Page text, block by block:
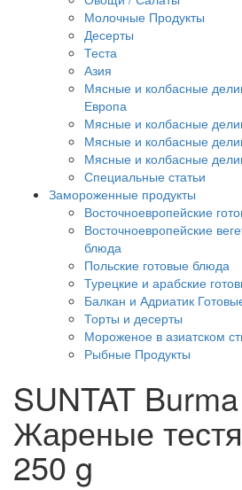
Молочные Продукты
Десерты
Теста
Азия
Мясные и колбасные
Европа
Мясные и колбасные
Мясные и колбасные
Мясные и колбасные
Специальные статьи
Замороженные продукты
Восточноевропейские
Восточноевропейские
блюда
Польские готовые блюда
Турецкие и арабские
Балкан и Адриатик
Торты и десерты
Мороженое в азиатском
Рыбные Продукты
SUNTAT
Жареные
250 g